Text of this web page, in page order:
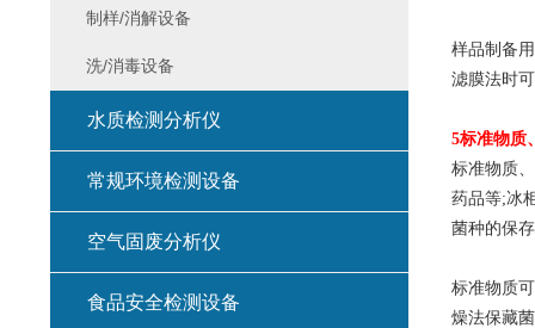
样品制备
滤膜法时
5标准物质
标准物质
药品等;冰
菌种的保
标准物质
燥法保藏
制样/消解设备
洗/消毒设备
水质检测分析仪
常规环境检测设备
空气固废分析仪
食品安全检测设备